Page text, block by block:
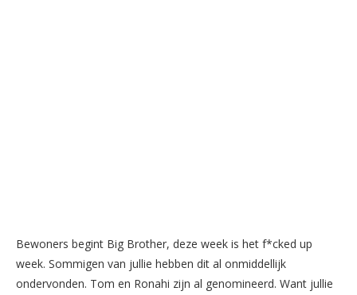
Bewoners begint Big Brother, deze week is het f*cked up
week. Sommigen van jullie hebben dit al onmiddellijk
ondervonden. Tom en Ronahi zijn al genomineerd. Want jullie